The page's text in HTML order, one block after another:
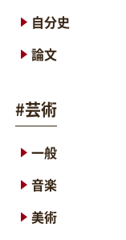
#芸術
一般
音楽
美術
自分史
論文